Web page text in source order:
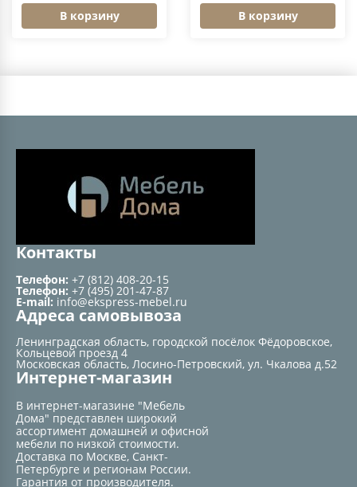
В корзину В корзину
Контакты
Телефон: +7 (812) 408-20-15
Телефон: +7 (495) 201-47-87
E-mail: info@ekspress-mebel.ru
Адреса самовывоза
Ленинградская область, городской посёлок Фёдоровское,
Кольцевой проезд 4
Московская область, Лосино-Петровский, ул. Чкалова д.52
Интернет-магазин
В интернет-магазине "Мебель
Дома" представлен широкий
ассортимент домашней и офисной
мебели по низкой стоимости.
Доставка по Москве, Санкт-
Петербурге и регионам России.
Гарантия от производителя.